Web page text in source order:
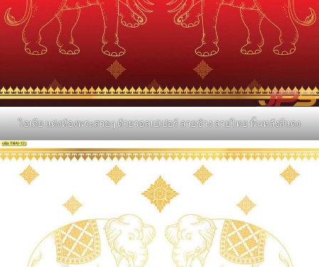
ไอเดีย แต่งห้องพระสวยๆ ด้วยวอลเปเปอร์ ลายช้าง ลายไทย พื้นหลังสีแดง